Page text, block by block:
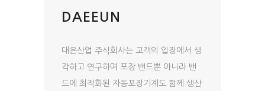
DAEEUN
대은산업 주식회사는 고객의 입장에서 생
각하고 연구하며 포장 밴드뿐 아니라 밴
드에 최적화된 자동포장기계도 함께 생산